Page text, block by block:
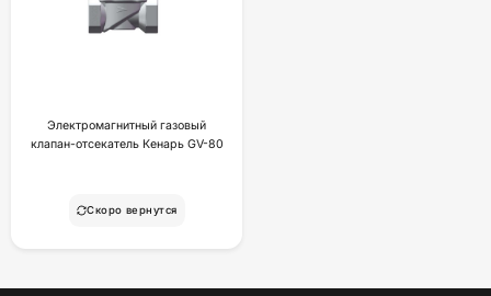
Электромагнитный газовый
клапан-отсекатель Кенарь GV-80
Скоро вернутся